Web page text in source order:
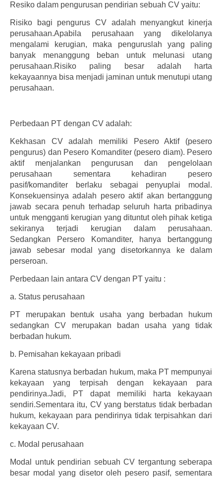
Resiko dalam pengurusan pendirian sebuah CV yaitu:
Risiko bagi pengurus CV adalah menyangkut kinerja
perusahaan.Apabila perusahaan yang dikelolanya
mengalami kerugian, maka penguruslah yang paling
banyak menanggung beban untuk melunasi utang
perusahaan.Risiko paling besar adalah harta
kekayaannya bisa menjadi jaminan untuk menutupi utang
perusahaan.
Perbedaan PT dengan CV adalah:
Kekhasan CV adalah memiliki Pesero Aktif (pesero
pengurus) dan Pesero Komanditer (pesero diam). Pesero
aktif menjalankan pengurusan dan pengelolaan
perusahaan sementara kehadiran pesero
pasif/komanditer berlaku sebagai penyuplai modal.
Konsekuensinya adalah pesero aktif akan bertanggung
jawab secara penuh terhadap seluruh harta pribadinya
untuk mengganti kerugian yang dituntut oleh pihak ketiga
sekiranya terjadi kerugian dalam perusahaan.
Sedangkan Persero Komanditer, hanya bertanggung
jawab sebesar modal yang disetorkannya ke dalam
perseroan.
Perbedaan lain antara CV dengan PT yaitu :
a. Status perusahaan
PT merupakan bentuk usaha yang berbadan hukum
sedangkan CV merupakan badan usaha yang tidak
berbadan hukum.
b. Pemisahan kekayaan pribadi
Karena statusnya berbadan hukum, maka PT mempunyai
kekayaan yang terpisah dengan kekayaan para
pendirinya.Jadi, PT dapat memiliki harta kekayaan
sendiri.Sementara itu, CV yang berstatus tidak berbadan
hukum, kekayaan para pendirinya tidak terpisahkan dari
kekayaan CV.
c. Modal perusahaan
Modal untuk pendirian sebuah CV tergantung seberapa
besar modal yang disetor oleh pesero pasif, sementara